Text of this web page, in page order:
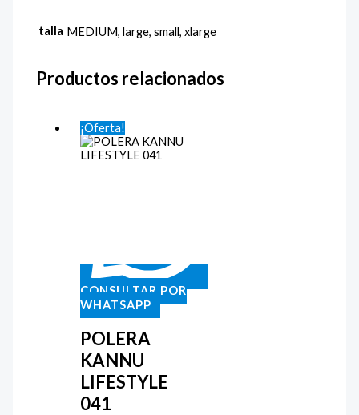
talla MEDIUM, large, small, xlarge
Productos relacionados
¡Oferta!
CONSULTAR POR
WHATSAPP
POLERA
KANNU
LIFESTYLE
041